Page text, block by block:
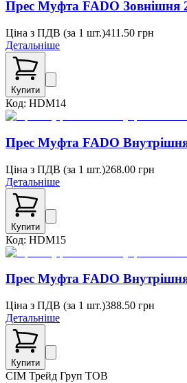
Прес Муфта FADO Зовнішня
Ціна з ПДВ (за 1 шт.)411.50 грн
Детальніше
Купити
Код: HDM14
Прес Муфта FADO
Ціна з ПДВ (за 1 шт.)268.00 грн
Детальніше
Купити
Код: HDM15
Прес Муфта FADO
Ціна з ПДВ (за 1 шт.)388.50 грн
Детальніше
Купити
СІМ Трейд Груп ТОВ